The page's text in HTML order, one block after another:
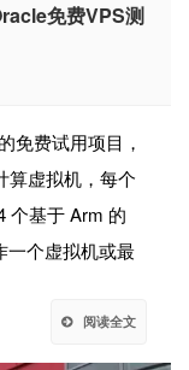
免费VPS测
免费试用项目，
算虚拟机，每个
个基于 Arm 的
一个虚拟机或最
阅读全文